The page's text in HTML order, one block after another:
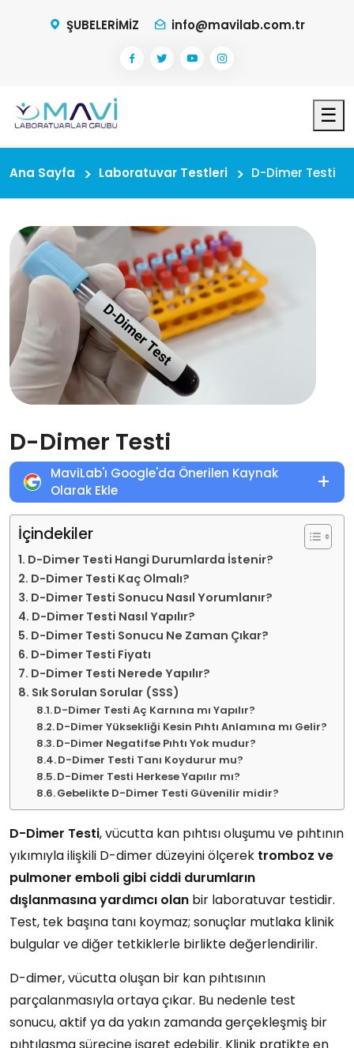
ŞUBELERİMİZ info@mavilab.com.tr
☰
Ana Sayfa Laboratuvar Testleri D-Dimer Testi
D-Dimer Testi
MaviLab'ı Google'da Önerilen Kaynak
Olarak Ekle
+
İçindekiler
D-Dimer Testi Hangi Durumlarda İstenir?
D-Dimer Testi Kaç Olmalı?
D-Dimer Testi Sonucu Nasıl Yorumlanır?
D-Dimer Testi Nasıl Yapılır?
D-Dimer Testi Sonucu Ne Zaman Çıkar?
D-Dimer Testi Fiyatı
D-Dimer Testi Nerede Yapılır?
Sık Sorulan Sorular (SSS)
D-Dimer Testi Aç Karnına mı Yapılır?
D-Dimer Yüksekliği Kesin Pıhtı Anlamına mı Gelir?
D-Dimer Negatifse Pıhtı Yok mudur?
D-Dimer Testi Tanı Koydurur mu?
D-Dimer Testi Herkese Yapılır mı?
Gebelikte D-Dimer Testi Güvenilir midir?
D-Dimer Testi, vücutta kan pıhtısı oluşumu ve pıhtının
yıkımıyla ilişkili D-dimer düzeyini ölçerek tromboz ve
pulmoner emboli gibi ciddi durumların
dışlanmasına yardımcı olan bir laboratuvar testidir.
Test, tek başına tanı koymaz; sonuçlar mutlaka klinik
bulgular ve diğer tetkiklerle birlikte değerlendirilir.
D-dimer, vücutta oluşan bir kan pıhtısının
parçalanmasıyla ortaya çıkar. Bu nedenle test
sonucu, aktif ya da yakın zamanda gerçekleşmiş bir